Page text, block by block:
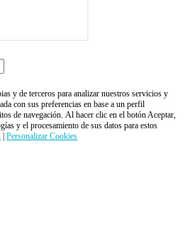
y de terceros para analizar nuestros servicios y
con sus preferencias en base a un perfil
de navegación. Al hacer clic en el botón Aceptar,
y el procesamiento de sus datos para estos
|Personalizar Cookies